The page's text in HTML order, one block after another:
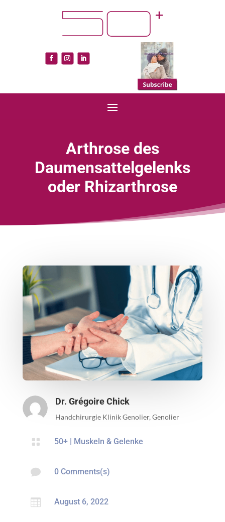
Arthrose des
Daumensattelgelenks
oder Rhizarthrose
Dr. Grégoire Chick
Handchirurgie Klinik Genolier, Genolier
 50+| Muskeln & Gelenke
 0 Comments(s)
 August 6, 2022